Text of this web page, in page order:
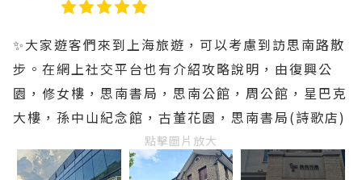
✨️大家遊客們來到上海旅遊，可以考慮到訪思南路散
步。在網上社交平台也有介紹攻略說明，由復興公
園，修女樓，思南書局，思南公館，周公館，星巴克
大樓，孫中山紀念館，古董花園，思南書局(詩歌店)
點擊圖片放大